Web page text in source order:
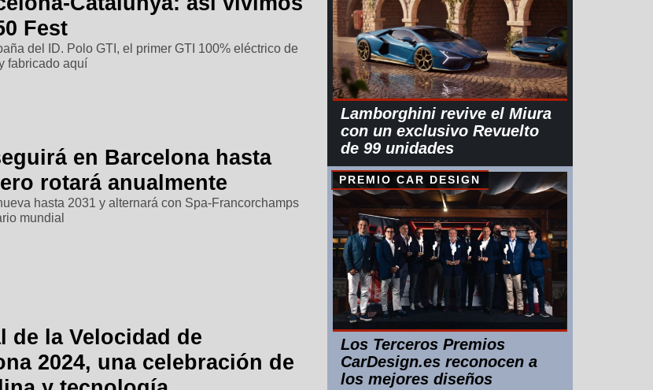
Fest
del ID. Polo GTI, el primer GTI 100% eléctrico de
fabricado aquí
en Barcelona hasta
rotará anualmente
hasta 2031 y alternará con Spa-Francorchamps
mundial
de la Velocidad de
2024, una celebración de
Lamborghini revive el Miura
con un exclusivo Revuelto
de 99 unidades
PREMIO CAR DESIGN
Los Terceros Premios
CarDesign.es reconocen a
los mejores diseños